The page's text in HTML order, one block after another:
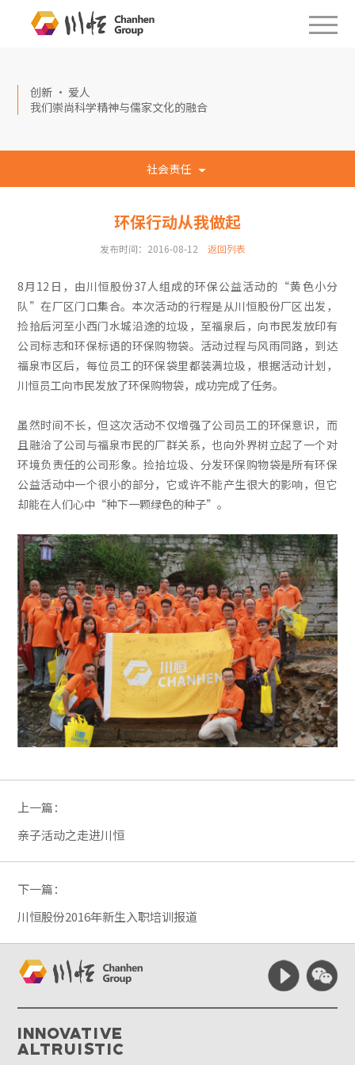
创新 · 爱人
我们崇尚科学精神与儒家文化的融合
社会责任
环保行动从我做起
发布时间：2016-08-12 返回列表
8月12日，由川恒股份37人组成的环保公益活动的“黄色小分
队”在厂区门口集合。本次活动的行程是从川恒股份厂区出发，
捡拾后河至小西门水城沿途的垃圾，至福泉后，向市民发放印有
公司标志和环保标语的环保购物袋。活动过程与风雨同路，到达
福泉市区后，每位员工的环保袋里都装满垃圾，根据活动计划，
川恒员工向市民发放了环保购物袋，成功完成了任务。
虽然时间不长，但这次活动不仅增强了公司员工的环保意识，而
且融洽了公司与福泉市民的厂群关系，也向外界树立起了一个对
环境负责任的公司形象。捡拾垃圾、分发环保购物袋是所有环保
公益活动中一个很小的部分，它或许不能产生很大的影响，但它
却能在人们心中“种下一颗绿色的种子”。
上一篇：
亲子活动之走进川恒
下一篇：
川恒股份2016年新生入职培训报道
Innovative
Altruistic